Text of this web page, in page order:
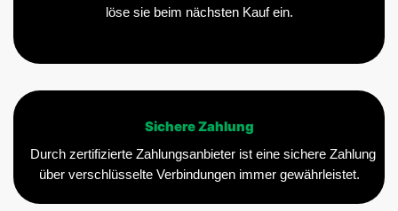
löse sie beim nächsten Kauf ein.
Sichere Zahlung
Durch zertifizierte Zahlungsanbieter ist eine sichere Zahlung
über verschlüsselte Verbindungen immer gewährleistet.